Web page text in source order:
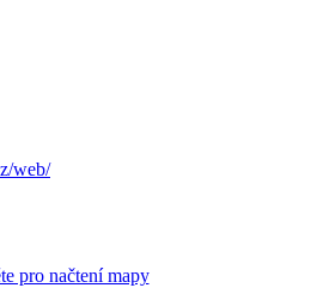
pro načtení mapy